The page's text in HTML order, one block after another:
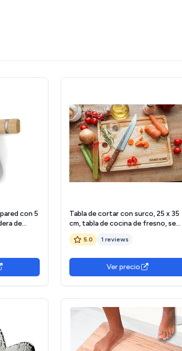
con 5
de
Tabla de cortar con surco, 25 x 35
cm, tabla de cocina de fresno, se
puede utilizar como tabla para
servir, picar, carne, pan
5.0 1 reviews
Ver precio